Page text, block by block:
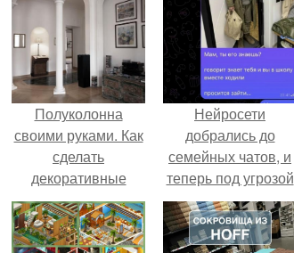
Полуколонна
своими руками. Как
сделать
декоративные
колонны своими
руками
Нейросети
добрались до
семейных чатов, и
теперь под угрозой
мамины нервы.